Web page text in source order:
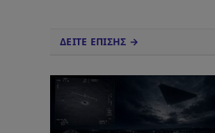
ΔΕΙΤΕ ΕΠΙΣΗΣ →